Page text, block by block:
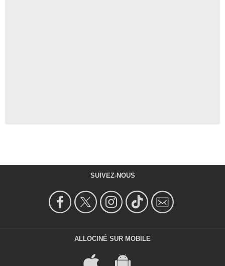
SUIVEZ-NOUS
ALLOCINÉ SUR MOBILE